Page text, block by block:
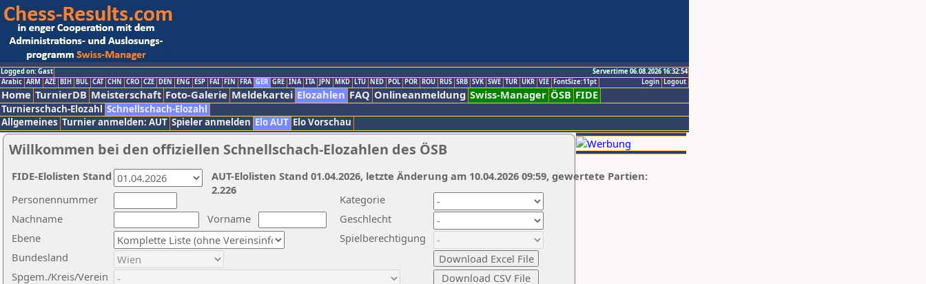
Logged on: Gast
Servertime 06.08.2026 16:32:54
Logout
Login
Arabic ARM AZE BIH BUL CAT CHN CRO CZE DEN ENG ESP FAI FIN FRA GER GRE INA ITA JPN MKD LTU NED POL POR ROU RUS SRB SVK SWE TUR UKR VIE FontSize:11pt
Home TurnierDB Meisterschaft Foto-Galerie Meldekartei Elozahlen FAQ Onlineanmeldung Swiss-Manager ÖSB FIDE
Turnierschach-Elozahl Schnellschach-Elozahl
Allgemeines Turnier anmelden: AUT Spieler anmelden Elo AUT Elo Vorschau
Willkommen bei den offiziellen Schnellschach-Elozahlen des ÖSB
Nachname
Vorname
Ebene
Kategorie
Personennummer
Bundesland
Spgem./Kreis/Verein
Geschlecht
Spielberechtigung
AUT-Elolisten Stand 01.04.2026, letzte Änderung am 10.04.2026 09:59, gewertete Partien:
2.226
FIDE-Elolisten Stand